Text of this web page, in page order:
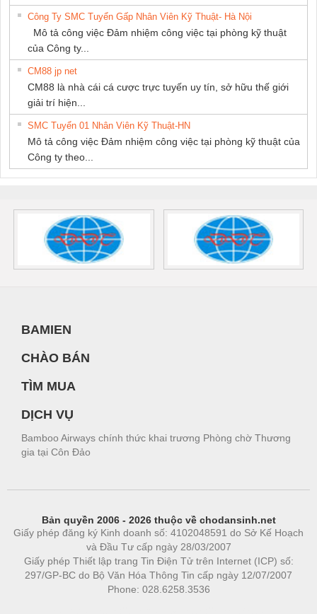
Công Ty SMC Tuyển Gấp Nhân Viên Kỹ Thuật- Hà Nội
Mô tả công việc Đảm nhiệm công việc tại phòng kỹ thuật
của Công ty...
CM88 jp net
CM88 là nhà cái cá cược trực tuyến uy tín, sở hữu thế giới
giải trí hiện...
SMC Tuyển 01 Nhân Viên Kỹ Thuật-HN
Mô tả công việc Đảm nhiệm công việc tại phòng kỹ thuật của
Công ty theo...
BAMIEN
CHÀO BÁN
TÌM MUA
DỊCH VỤ
Bamboo Airways chính thức khai trương Phòng chờ Thương
gia tại Côn Đảo
Bản quyền 2006 - 2026 thuộc về chodansinh.net
Giấy phép đăng ký Kinh doanh số: 4102048591 do Sở Kế Hoạch
và Đầu Tư cấp ngày 28/03/2007
Giấy phép Thiết lập trang Tin Điện Tử trên Internet (ICP) số:
297/GP-BC do Bộ Văn Hóa Thông Tin cấp ngày 12/07/2007
Phone: 028.6258.3536